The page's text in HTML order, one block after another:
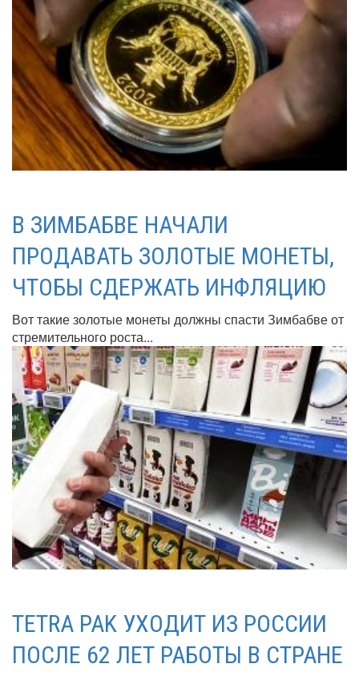
В ЗИМБАБВЕ НАЧАЛИ
ПРОДАВАТЬ ЗОЛОТЫЕ МОНЕТЫ,
ЧТОБЫ СДЕРЖАТЬ ИНФЛЯЦИЮ
Вот такие золотые монеты должны спасти Зимбабве от
стремительного роста...
TETRA PAK УХОДИТ ИЗ РОССИИ
ПОСЛЕ 62 ЛЕТ РАБОТЫ В СТРАНЕ